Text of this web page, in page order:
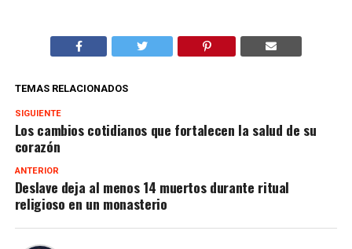
TEMAS RELACIONADOS
SIGUIENTE
Los cambios cotidianos que fortalecen la salud de su
corazón
ANTERIOR
Deslave deja al menos 14 muertos durante ritual
religioso en un monasterio